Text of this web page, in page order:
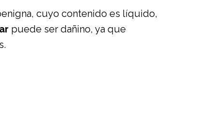
cuyo contenido es líquido,
puede ser dañino, ya que